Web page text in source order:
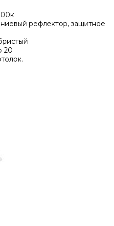
рефлектор, защитное
20